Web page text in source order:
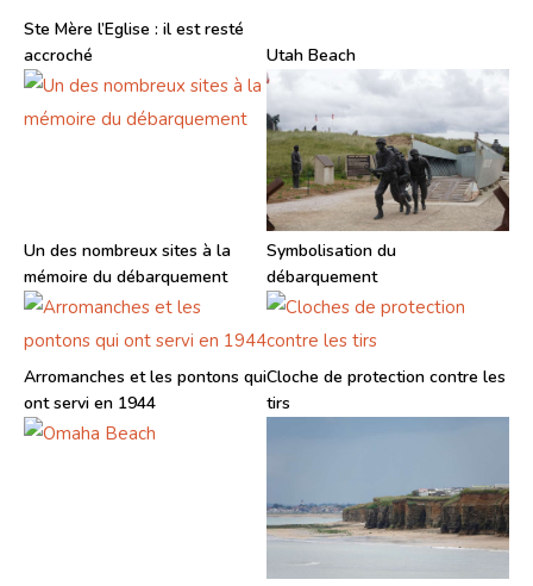
Ste Mère l’Eglise : il est resté
accroché
Utah Beach
Un des nombreux sites à la
mémoire du débarquement
Symbolisation du
débarquement
Arromanches et les pontons qui
ont servi en 1944
Cloche de protection contre les
tirs